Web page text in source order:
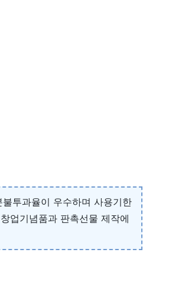
투과율이 우수하며 사용기한
업기념품과 판촉선물 제작에